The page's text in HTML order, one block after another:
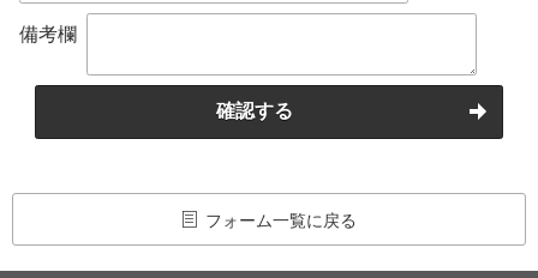
備考欄
確認する
フォーム一覧に戻る